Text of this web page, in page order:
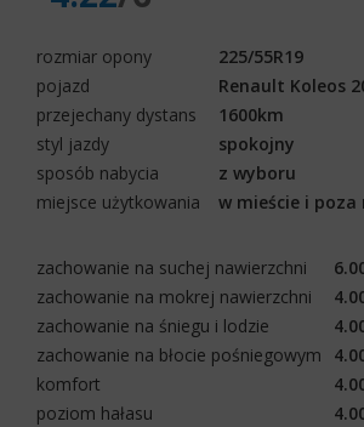
rozmiar opony
225/55R19
pojazd
Renault Koleos
przejechany dystans
1600km
styl jazdy
spokojny
sposób nabycia
z wyboru
miejsce użytkowania
w mieście i
zachowanie na suchej nawierzchni
zachowanie na mokrej nawierzchni
zachowanie na śniegu i lodzie
zachowanie na błocie pośniegowym
komfort
poziom hałasu